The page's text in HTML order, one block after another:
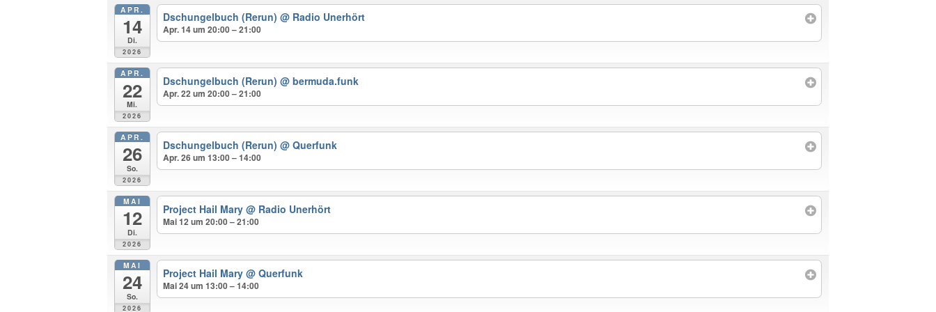
APR.
14
Di.
2026
Dschungelbuch (Rerun)@ Radio Unerhört
Apr. 14 um 20:00 – 21:00
APR.
22
Mi.
2026
Dschungelbuch (Rerun)@ bermuda.funk
Apr. 22 um 20:00 – 21:00
APR.
26
So.
2026
Dschungelbuch (Rerun)@ Querfunk
Apr. 26 um 13:00 – 14:00
MAI
12
Di.
2026
Project Hail Mary@ Radio Unerhört
Mai 12 um 20:00 – 21:00
MAI
24
So.
2026
Project Hail Mary@ Querfunk
Mai 24 um 13:00 – 14:00